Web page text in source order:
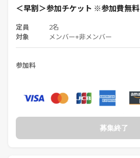
＜早割＞参加チケット ※参加費無料
定員 2名
対象 メンバー+非メンバー
参加料
募集終了